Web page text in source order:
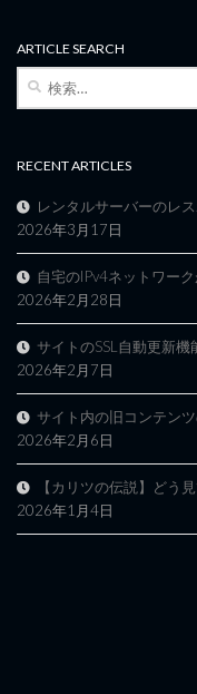
ARTICLE SEARCH
検
RECENT ARTICLES
レンタルサーバーのレ
2026年3月17日
自宅のIPv4ネットワー
2026年2月28日
サイトのSSL自動更新
2026年2月7日
サイト内の旧コンテン
2026年2月6日
【カリツの伝説】どう
2026年1月4日